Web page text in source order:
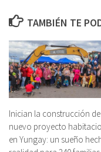
TAMBIÉN TE
Inician la construcción
nuevo proyecto
en Yungay: un sueño